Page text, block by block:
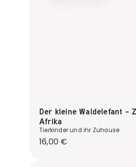
Der kleine Waldelefant -
Afrika
Tierkinder und ihr Zuhause
Regulärer Preis:
16,00 €